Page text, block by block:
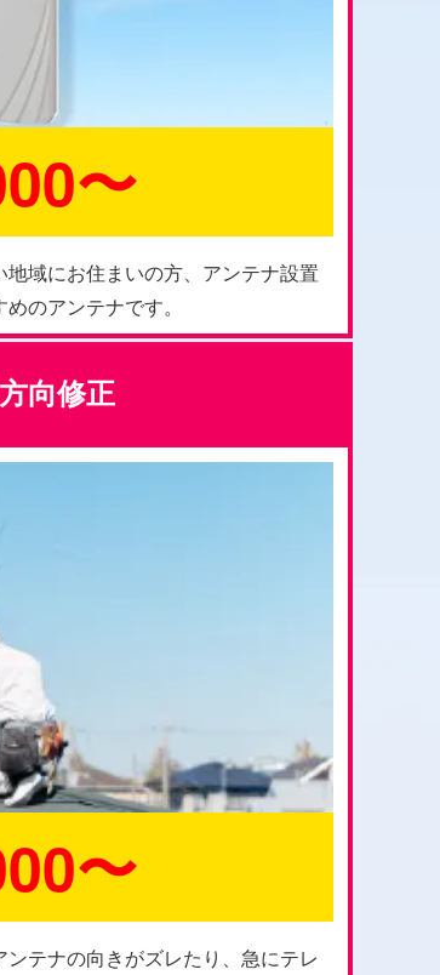
〜
域にお住まいの方、アンテナ設置
のアンテナです。
向修正
〜
テナの向きがズレたり、急にテレ